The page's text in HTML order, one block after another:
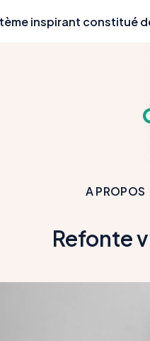
inspirant constitué
A PROPOS
Refonte